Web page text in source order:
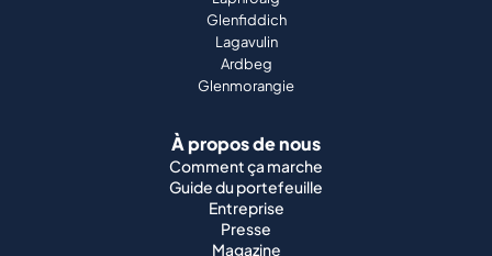
Glenfiddich
Lagavulin
Ardbeg
Glenmorangie
À propos de nous
Comment ça marche
Guide du portefeuille
Entreprise
Presse
Magazine